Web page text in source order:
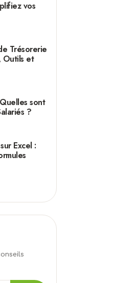
vos
Trésorerie
Outils et
sont
?
Excel :